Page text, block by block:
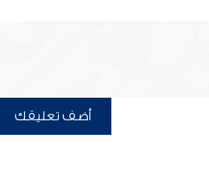
أضف تعليقك